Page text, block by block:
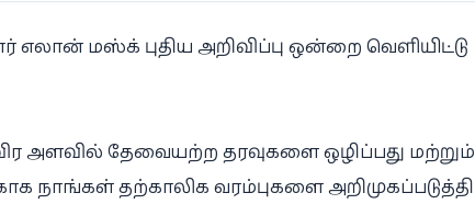
எலான் மஸ்க் புதிய அறிவிப்பு ஒன்றை வெளியிட்டு
அளவில் தேவையற்ற தரவுகளை ஒழிப்பது மற்றும்
நாங்கள் தற்காலிக வரம்புகளை அறிமுகப்படுத்தி